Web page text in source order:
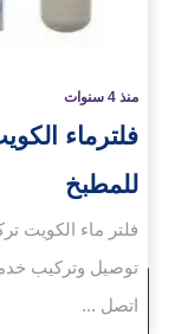
منذ 4 سنوات
للمطبخ
فلتر ماء الكويت
اتصل ...